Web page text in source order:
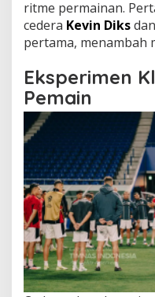
ritme permainan.
cedera Kevin Diksdan
pertama, menambah
Eksperimen
Pemain